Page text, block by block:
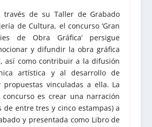
través de su Taller de Grabado
de Cultura, el concurso ‘Gran
de Obra Gráfica’ persigue
y difundir la obra gráfica
así como contribuir a la difusión
artística y al desarrollo de
propuestas vinculadas a ella. La
es crear una narración
de entre tres y cinco estampas) a
y presentada como Libro de